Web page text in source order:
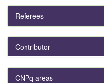
Referees
Contributor
CNPq areas